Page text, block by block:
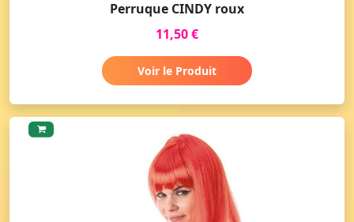
Perruque CINDY roux
11,50 €
Voir le Produit